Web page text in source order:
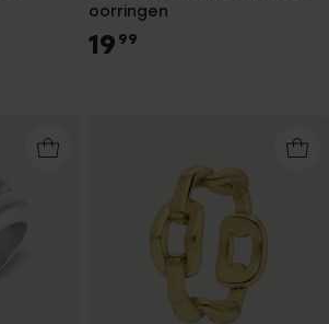
oorringen
19 99